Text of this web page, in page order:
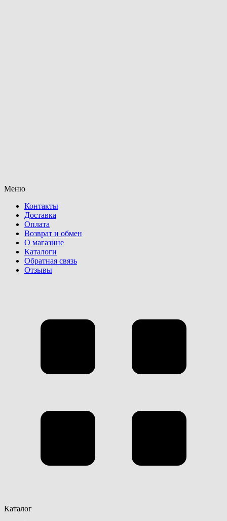
Меню
Контакты
Доставка
Оплата
Возврат и обмен
О магазине
Каталоги
Обратная связь
Отзывы
Каталог